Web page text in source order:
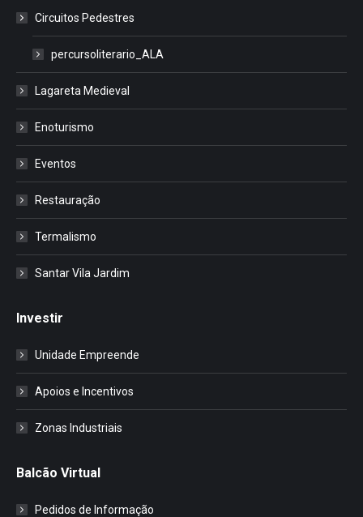
Circuitos Pedestres
percursoliterario_ALA
Lagareta Medieval
Enoturismo
Eventos
Restauração
Termalismo
Santar Vila Jardim
Investir
Unidade Empreende
Apoios e Incentivos
Zonas Industriais
Balcão Virtual
Pedidos de Informação